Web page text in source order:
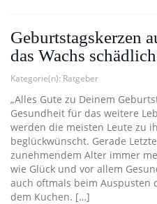
Geburtstagskerzen
das Wachs
Kategorie(n): Ratgeber
„Alles Gute zu Deinem
Gesundheit für das weitere
werden die meisten Leute zu
beglückwünscht. Gerade
zunehmendem Alter immer
wie Glück und vor allem
auch oftmals beim Auspusten
dem Kuchen. […]